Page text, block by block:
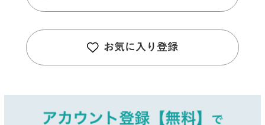
お気に入り登録